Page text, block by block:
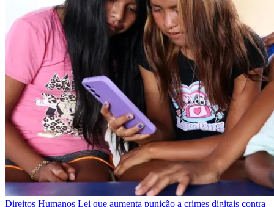
Direitos Humanos Lei que aumenta punição a crimes digitais contra